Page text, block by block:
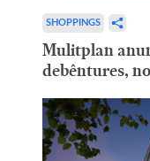
SHOPPINGS
Mulitplan
debêntures,